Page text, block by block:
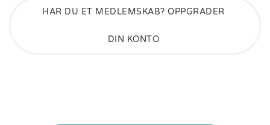
HAR DU ET MEDLEMSKAB? OPPGRADER
DIN KONTO